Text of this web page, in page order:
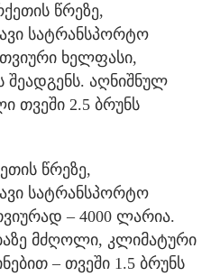
წრეზე,
სატრანსპორტო
ხელფასი,
აღნიშნულ
თვეში 2.5 ბრუნს
წრეზე,
სატრანსპორტო
– 4000 ლარია.
მძღოლი, კლიმატური
– თვეში 1.5 ბრუნს